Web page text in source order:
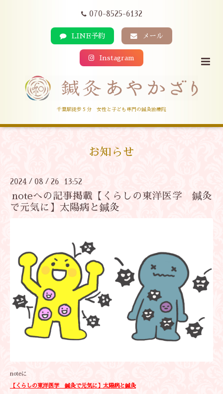
070-8525-6132
LINE予約 メール
Instagram
千葉駅徒歩５分 女性と子ども専門の鍼灸治療院
お知らせ
2024 / 08 / 26 13:52
noteへの記事掲載【くらしの東洋医学 鍼灸
で元気に】太陽病と鍼灸
noteに
【くらしの東洋医学 鍼灸で元気に】太陽病と鍼灸